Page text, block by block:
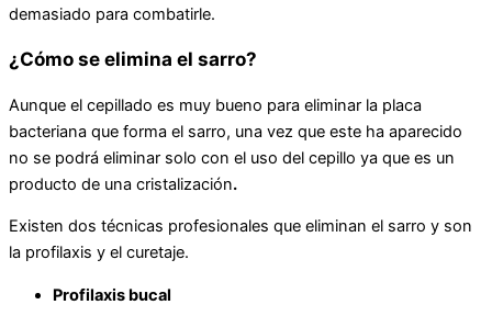
demasiado para combatirle.
¿Cómo se elimina el sarro?
Aunque el cepillado es muy bueno para eliminar la placa
bacteriana que forma el sarro, una vez que este ha aparecido
no se podrá eliminar solo con el uso del cepillo ya que es un
producto de una cristalización.
Existen dos técnicas profesionales que eliminan el sarro y son
la profilaxis y el curetaje.
Profilaxis bucal